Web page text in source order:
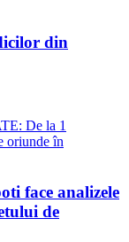
din
face analizele
de